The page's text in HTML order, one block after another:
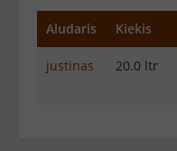
Aludaris Kiekis
justinas 20.0 ltr